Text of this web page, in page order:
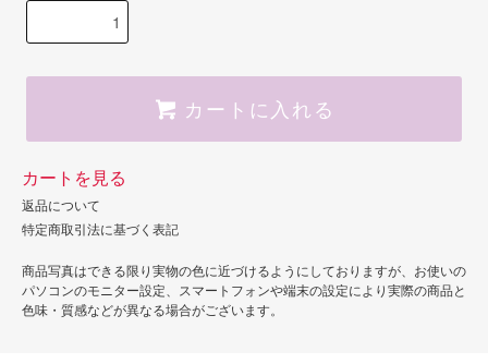
カートに入れる
カートを見る
返品について
特定商取引法に基づく表記
商品写真はできる限り実物の色に近づけるようにしておりますが、お使いの
パソコンのモニター設定、スマートフォンや端末の設定により実際の商品と
色味・質感などが異なる場合がございます。